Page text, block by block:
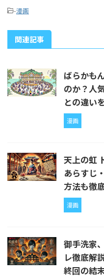
-漫画
関連記事
ばらかも
のか？人
との違い
漫画
天上の虹
あらすじ
方法も徹
漫画
御手洗家
レ徹底解
終回の結